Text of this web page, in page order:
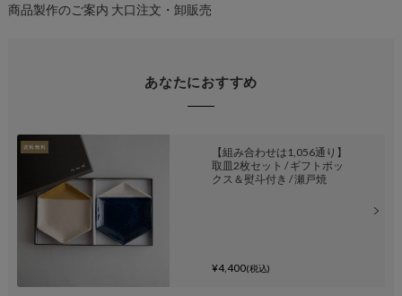
商品製作のご案内 大口注文・卸販売
あなたにおすすめ
【組み合わせは1,056通り】
取皿2枚セット / ギフトボッ
クス＆熨斗付き / 瀬戸焼
¥4,400(税込)